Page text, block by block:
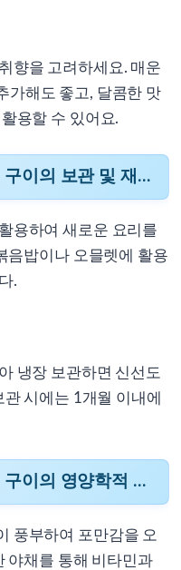
향을 고려하세요. 매운
가해도 좋고, 달콤한 맛
용할 수 있어요.
⑪ 시트팬 소시지 야채 구이의 보관 및 재활용 팁
용하여 새로운 요리를
음밥이나 오믈렛에 활용
.
냉장 보관하면 신선도
시에는 1개월 이내에
⑫ 시트팬 소시지 야채 구이의 영양학적 장점
풍부하여 포만감을 오
야채를 통해 비타민과